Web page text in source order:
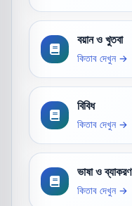
বয়ান ও খুতবা
কিতাব দেখুন →
বিবিধ
কিতাব দেখুন →
ভাষা ও ব্যাকরণ
কিতাব দেখুন →